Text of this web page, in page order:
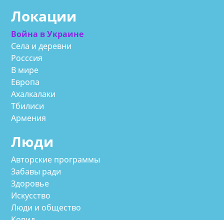
Локации
Война в Украине
Села и деревни
Росссия
В мире
Европа
Ахалкалаки
Тбилиси
Армения
Люди
Авторские программы
Забавы ради
Здоровье
Искусство
Люди и общество